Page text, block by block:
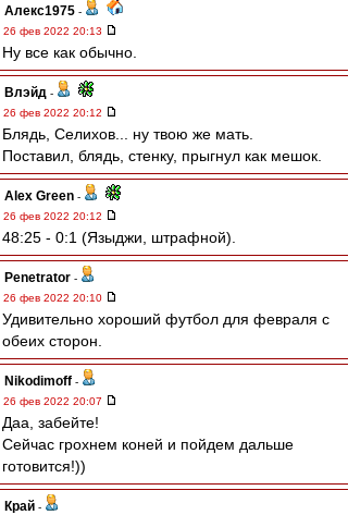
Алекс1975 -
26 фев 2022 20:13
Ну все как обычно.
Влэйд -
26 фев 2022 20:12
Блядь, Селихов... ну твою же мать.
Поставил, блядь, стенку, прыгнул как мешок.
Alex Green -
26 фев 2022 20:12
48:25 - 0:1 (Языджи, штрафной).
Penetrator -
26 фев 2022 20:10
Удивительно хороший футбол для февраля с
обеих сторон.
Nikodimoff -
26 фев 2022 20:07
Даа, забейте!
Сейчас грохнем коней и пойдем дальше
готовится!))
Край -